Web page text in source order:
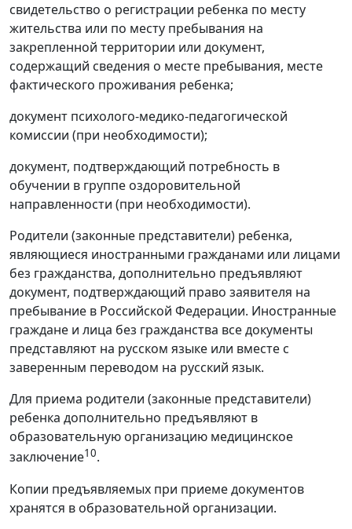
свидетельство о регистрации ребенка по месту
жительства или по месту пребывания на
закрепленной территории или документ,
содержащий сведения о месте пребывания, месте
фактического проживания ребенка;
документ психолого-медико-педагогической
комиссии (при необходимости);
документ, подтверждающий потребность в
обучении в группе оздоровительной
направленности (при необходимости).
Родители (законные представители) ребенка,
являющиеся иностранными гражданами или лицами
без гражданства, дополнительно предъявляют
документ, подтверждающий право заявителя на
пребывание в Российской Федерации. Иностранные
граждане и лица без гражданства все документы
представляют на русском языке или вместе с
заверенным переводом на русский язык.
Для приема родители (законные представители)
ребенка дополнительно предъявляют в
образовательную организацию медицинское
заключение10.
Копии предъявляемых при приеме документов
хранятся в образовательной организации.